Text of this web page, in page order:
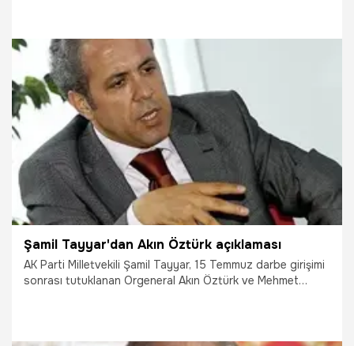
31.03.2017 Gaziantepspor
Şamil Tayyar'dan Akın Öztürk açıklaması
AK Parti Milletvekili Şamil Tayyar, 15 Temmuz darbe girişimi
sonrası tutuklanan Orgeneral Akın Öztürk ve Mehmet